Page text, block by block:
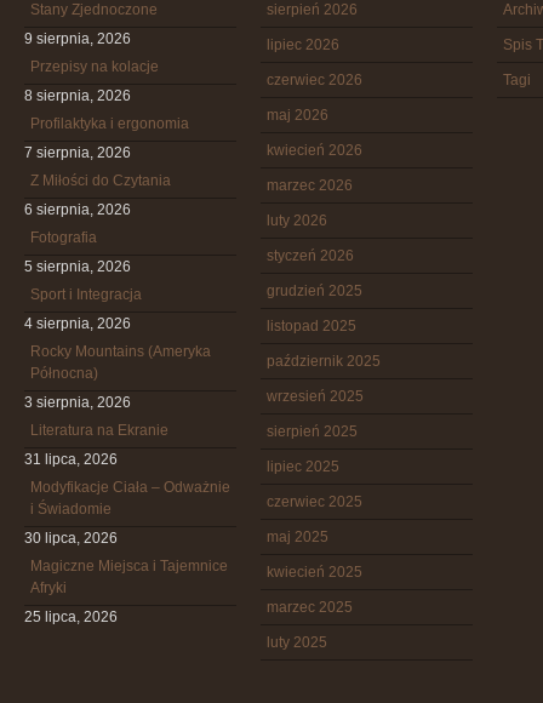
Stany Zjednoczone
9 sierpnia, 2026
Przepisy na kolacje
8 sierpnia, 2026
Profilaktyka i ergonomia
7 sierpnia, 2026
Z Miłości do Czytania
6 sierpnia, 2026
Fotografia
5 sierpnia, 2026
Sport i Integracja
4 sierpnia, 2026
Rocky Mountains (Ameryka
Północna)
3 sierpnia, 2026
Literatura na Ekranie
31 lipca, 2026
Modyfikacje Ciała – Odważnie
i Świadomie
30 lipca, 2026
Magiczne Miejsca i Tajemnice
Afryki
25 lipca, 2026
sierpień 2026
lipiec 2026
czerwiec 2026
maj 2026
kwiecień 2026
marzec 2026
luty 2026
styczeń 2026
grudzień 2025
listopad 2025
październik 2025
wrzesień 2025
sierpień 2025
lipiec 2025
czerwiec 2025
maj 2025
kwiecień 2025
marzec 2025
luty 2025
Spis
Tagi